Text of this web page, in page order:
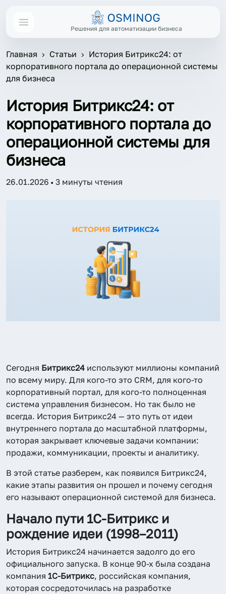
Решения для автоматизации бизнеса
Главная Статьи
История Битрикс24: от
корпоративного портала до операционной системы
для бизнеса
История Битрикс24: от
корпоративного портала до
операционной системы для
бизнеса
26.01.2026 3 минуты чтения
Сегодня Битрикс24 используют миллионы компаний
по всему миру. Для кого-то это CRM, для кого-то
корпоративный портал, для кого-то полноценная
система управления бизнесом. Но так было не
всегда. История Битрикс24 — это путь от идеи
внутреннего портала до масштабной платформы,
которая закрывает ключевые задачи компании:
продажи, коммуникации, проекты и аналитику.
В этой статье разберем, как появился Битрикс24,
какие этапы развития он прошел и почему сегодня
его называют операционной системой для бизнеса.
Начало пути 1С-Битрикс и
рождение идеи (1998–2011)
История Битрикс24 начинается задолго до его
официального запуска. В конце 90-х была создана
компания 1С-Битрикс, российская компания,
которая сосредоточилась на разработке